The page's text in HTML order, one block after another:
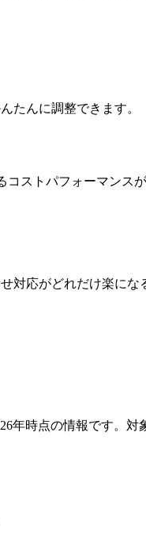
たんに調整できます。
コストパフォーマンスが
応がどれだけ楽に
時点の情報です。